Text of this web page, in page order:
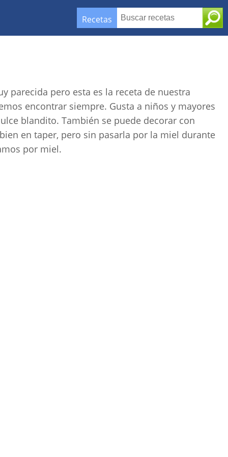
Recetas
parecida pero esta es la receta de nuestra
encontrar siempre. Gusta a niños y mayores
blandito. También se puede decorar con
en taper, pero sin pasarla por la miel durante
por miel.